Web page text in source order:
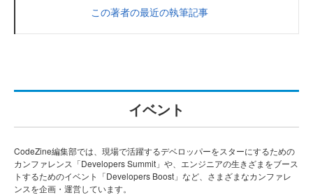
この著者の最近の執筆記事
イベント
CodeZine編集部では、現場で活躍するデベロッパーをスターにするための
カンファレンス「Developers Summit」や、エンジニアの生きざまをブース
トするためのイベント「Developers Boost」など、さまざまなカンファレ
ンスを企画・運営しています。